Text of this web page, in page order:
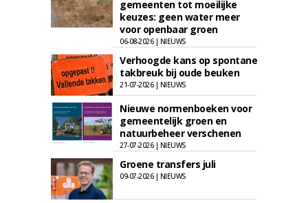
gemeenten tot moeilijke
keuzes: geen water meer
voor openbaar groen
06-08-2026 | NIEUWS
Verhoogde kans op spontane
takbreuk bij oude beuken
21-07-2026 | NIEUWS
Nieuwe normenboeken voor
gemeentelijk groen en
natuurbeheer verschenen
27-07-2026 | NIEUWS
Groene transfers juli
09-07-2026 | NIEUWS